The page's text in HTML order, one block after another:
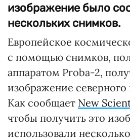
изображение было
нескольких снимков.
Европейское
с помощью снимков,
аппаратом Proba-2,
изображение
Как сообщает New
чтобы получить это
использовали